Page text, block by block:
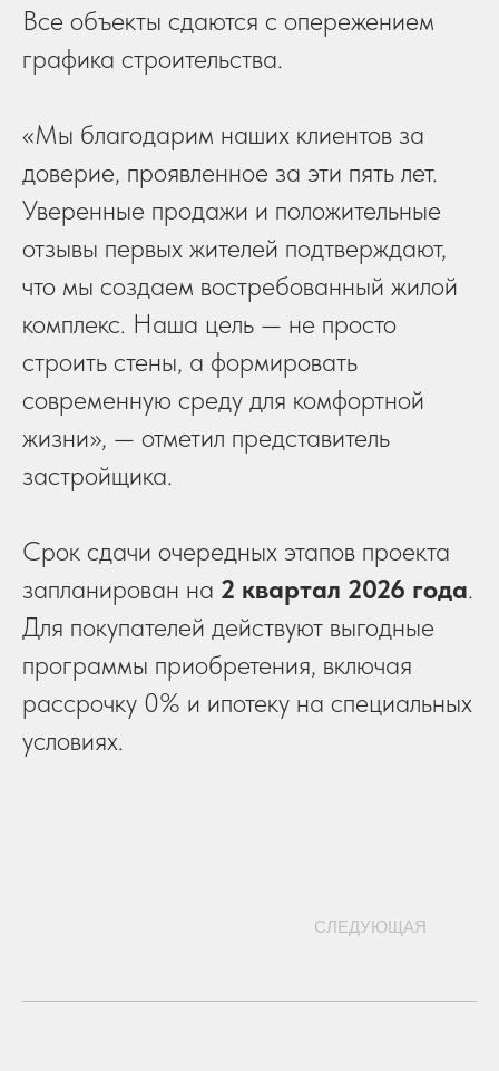
Все объекты сдаются с опережением
графика строительства.
«Мы благодарим наших клиентов за
доверие, проявленное за эти пять лет.
Уверенные продажи и положительные
отзывы первых жителей подтверждают,
что мы создаем востребованный жилой
комплекс. Наша цель — не просто
строить стены, а формировать
современную среду для комфортной
жизни», — отметил представитель
застройщика.
Срок сдачи очередных этапов проекта
запланирован на 2 квартал 2026 года.
Для покупателей действуют выгодные
программы приобретения, включая
рассрочку 0% и ипотеку на специальных
условиях.
СЛЕДУЮЩАЯ